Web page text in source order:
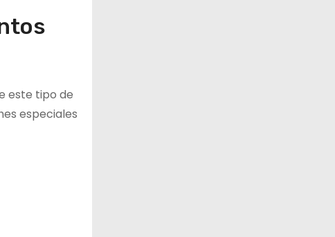
este tipo de
especiales